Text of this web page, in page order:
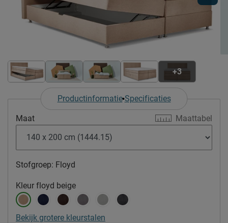
+3
Productinformatie Specificaties
Maattabel
Maat
Stofgroep: Floyd
Kleur floyd beige
Bekijk grotere kleurstalen